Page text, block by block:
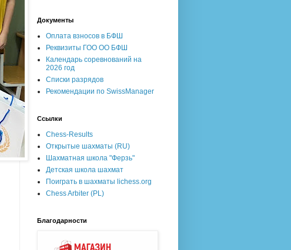
Документы
Оплата взносов в БФШ
Реквизиты ГОО ОО БФШ
Календарь соревнований на
2026 год
Списки разрядов
Рекомендации по SwissManager
Ссылки
Chess-Results
Открытые шахматы (RU)
Шахматная школа "Ферзь"
Детская школа шахмат
Поиграть в шахматы lichess.org
Chess Arbiter (PL)
Благодарности